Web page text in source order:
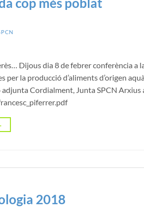
cop més poblat
Dijous dia 8 de febrer conferència a
per la producció d’aliments d’origen
Cordialment, Junta SPCN Arxius
2018